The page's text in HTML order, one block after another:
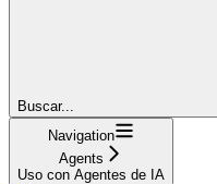
Buscar...
Navigation
Agents
Uso con Agentes de IA